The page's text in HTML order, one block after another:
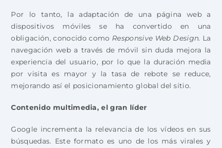
Por lo tanto, la adaptación de una página web a
dispositivos móviles se ha convertido en una
obligación, conocido como Responsive Web Design. La
navegación web a través de móvil sin duda mejora la
experiencia del usuario, por lo que la duración media
por visita es mayor y la tasa de rebote se reduce,
mejorando así el posicionamiento global del sitio.
Contenido multimedia, el gran líder
Google incrementa la relevancia de los vídeos en sus
búsquedas. Este formato es uno de los más virales y